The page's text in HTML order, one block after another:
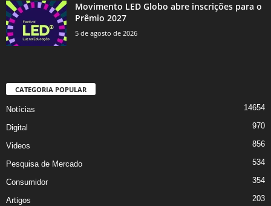
Movimento LED Globo abre inscrições para o
Prêmio 2027
5 de agosto de 2026
CATEGORIA POPULAR
Notícias 14654
Digital 970
Videos 856
Pesquisa de Mercado 534
Consumidor 354
Artigos 203